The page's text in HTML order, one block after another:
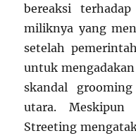
bereaksi
miliknya yang
setelah
untuk
skandal
utara. Meskipun
Streeting